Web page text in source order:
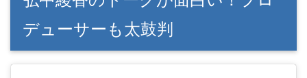
デューサーも太鼓判